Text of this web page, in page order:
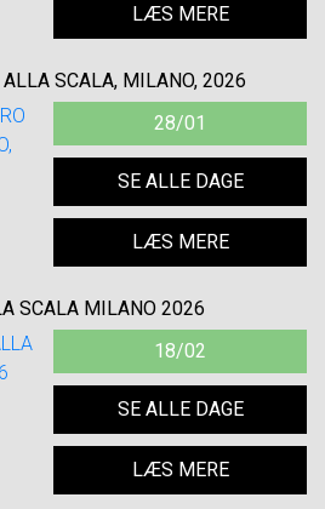
LÆS MERE
ALLA SCALA, MILANO, 2026
28/01
SE ALLE DAGE
LÆS MERE
SCALA MILANO 2026
18/02
SE ALLE DAGE
LÆS MERE